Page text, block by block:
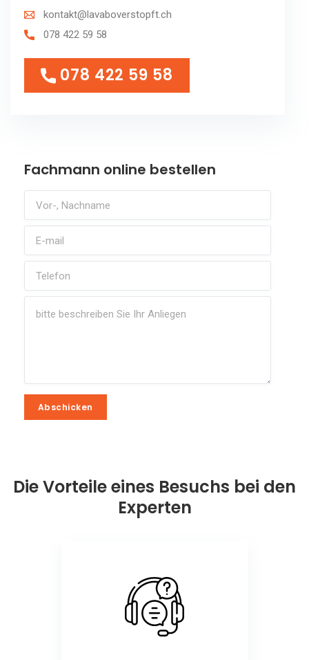
kontakt@lavaboverstopft.ch
078 422 59 58
078 422 59 58
078 422 59 58
Fachmann online bestellen
Abschicken
Abschicken
Die Vorteile eines Besuchs bei den
Experten